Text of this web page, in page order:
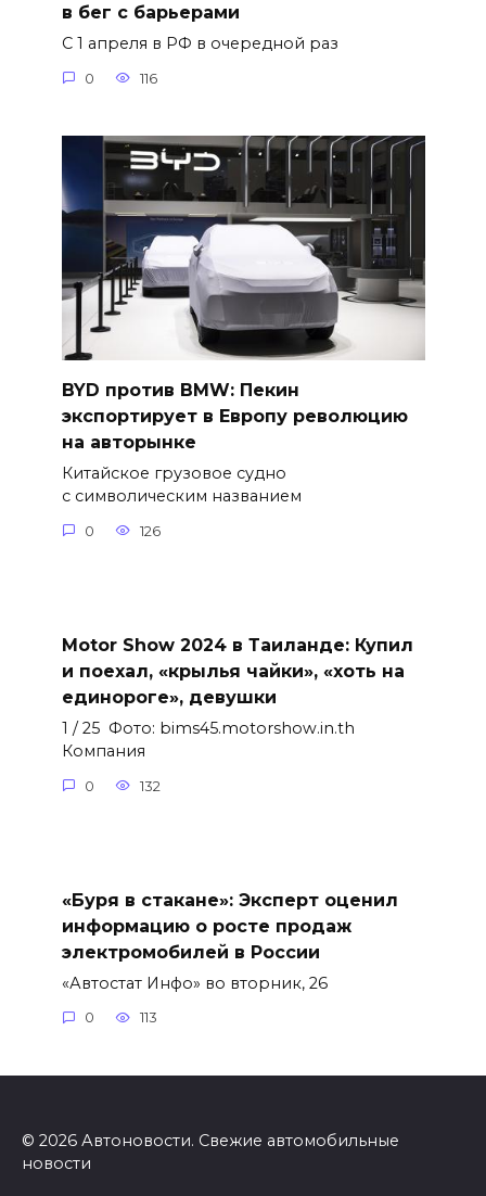
в бег с барьерами
С 1 апреля в РФ в очередной раз
0 116
BYD против BMW: Пекин
экспортирует в Европу революцию
на авторынке
Китайское грузовое судно
с символическим названием
0 126
Motor Show 2024 в Таиланде: Купил
и поехал, «крылья чайки», «хоть на
единороге», девушки
1 / 25 Фото: bims45.motorshow.in.th
Компания
0 132
«Буря в стакане»: Эксперт оценил
информацию о росте продаж
электромобилей в России
«Автостат Инфо» во вторник, 26
0 113
© 2026 Автоновости. Свежие автомобильные
новости